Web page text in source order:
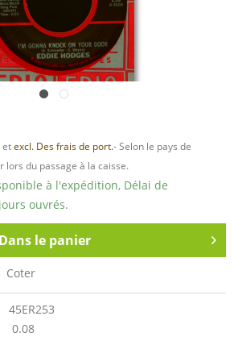
etexcl. Des frais de port.- Selon le pays de
lors du passage à la caisse.
à l'expédition, Délai de
ouvrés.
Dans le panier
Coter
45ER253
0.08